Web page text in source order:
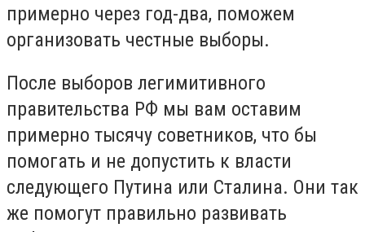
примерно через год-два, поможем
организовать честные выборы.
После выборов легимитивного
правительства РФ мы вам оставим
примерно тысячу советников, что бы
помогать и не допустить к власти
следующего Путина или Сталина. Они так
же помогут правильно развивать